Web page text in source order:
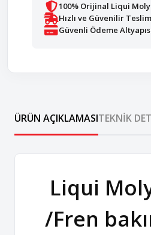
100% Orijinal Liqui
Hızlı ve Güvenilir
Güvenli Ödeme
ÜRÜN AÇIKLAMASITEKNIK
Liqui
/Fren